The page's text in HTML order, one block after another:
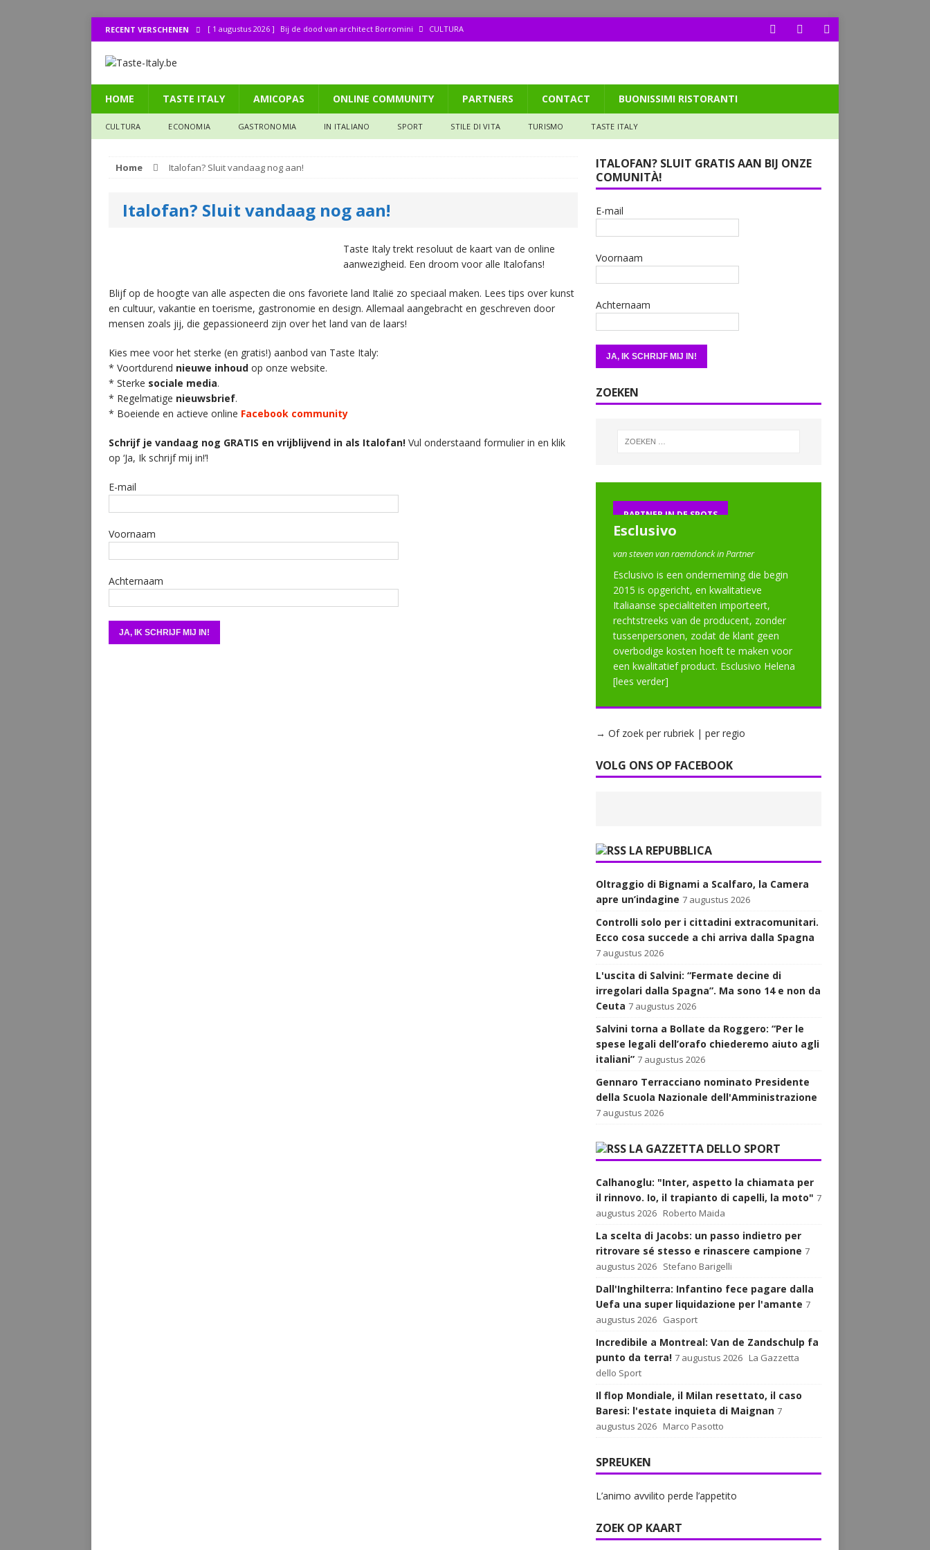
RECENT VERSCHENEN [ 1 augustus 2026 ] Bij de dood van architect Borromini CULTURA
[ 30 juli 2026 ] Lombo (11): de ruïne die mijn hart veroverde IN DE SPOTS
[ 7 augustus 2026 ] Lombo (12): de ruïne die mijn hart veroverde IN DE SPOTS
HOME TASTE ITALY AMICOPAS ONLINE COMMUNITY PARTNERS CONTACT BUONISSIMI RISTORANTI
CULTURA ECONOMIA GASTRONOMIA IN ITALIANO SPORT STILE DI VITA TURISMO TASTE ITALY
Home Italofan? Sluit vandaag nog aan!
Italofan? Sluit vandaag nog aan!
Taste Italy trekt resoluut de kaart van de online
aanwezigheid. Een droom voor alle Italofans!
Blijf op de hoogte van alle aspecten die ons favoriete land Italië zo speciaal maken. Lees tips over kunst
en cultuur, vakantie en toerisme, gastronomie en design. Allemaal aangebracht en geschreven door
mensen zoals jij, die gepassioneerd zijn over het land van de laars!
Kies mee voor het sterke (en gratis!) aanbod van Taste Italy:
* Voortdurend nieuwe inhoud op onze website.
* Sterke sociale media.
* Regelmatige nieuwsbrief.
* Boeiende en actieve online Facebook community
Schrijf je vandaag nog GRATIS en vrijblijvend in als Italofan! Vul onderstaand formulier in en klik
op ‘Ja, Ik schrijf mij in!’!
E-mail
Voornaam
Achternaam
ITALOFAN? SLUIT GRATIS AAN BIJ ONZE
COMUNITÀ!
E-mail
Voornaam
Achternaam
ZOEKEN
PARTNER IN DE SPOTS
Esclusivo
van steven van raemdonck in Partner
Esclusivo is een onderneming die begin
2015 is opgericht, en kwalitatieve
Italiaanse specialiteiten importeert,
rechtstreeks van de producent, zonder
tussenpersonen, zodat de klant geen
overbodige kosten hoeft te maken voor
een kwalitatief product. Esclusivo Helena
[lees verder]
→ Of zoek per rubriek | per regio
VOLG ONS OP FACEBOOK
LA REPUBBLICA
Oltraggio di Bignami a Scalfaro, la Camera
apre un’indagine 7 augustus 2026
Controlli solo per i cittadini extracomunitari.
Ecco cosa succede a chi arriva dalla Spagna
7 augustus 2026
L'uscita di Salvini: “Fermate decine di
irregolari dalla Spagna”. Ma sono 14 e non da
Ceuta 7 augustus 2026
Salvini torna a Bollate da Roggero: “Per le
spese legali dell’orafo chiederemo aiuto agli
italiani” 7 augustus 2026
Gennaro Terracciano nominato Presidente
della Scuola Nazionale dell'Amministrazione
7 augustus 2026
LA GAZZETTA DELLO SPORT
Calhanoglu: "Inter, aspetto la chiamata per
il rinnovo. Io, il trapianto di capelli, la moto" 7
augustus 2026 Roberto Maida
La scelta di Jacobs: un passo indietro per
ritrovare sé stesso e rinascere campione 7
augustus 2026 Stefano Barigelli
Dall'Inghilterra: Infantino fece pagare dalla
Uefa una super liquidazione per l'amante 7
augustus 2026 Gasport
Incredibile a Montreal: Van de Zandschulp fa
punto da terra! 7 augustus 2026 La Gazzetta
dello Sport
Il flop Mondiale, il Milan resettato, il caso
Baresi: l'estate inquieta di Maignan 7
augustus 2026 Marco Pasotto
SPREUKEN
L’animo avvilito perde l’appetito
ZOEK OP KAART